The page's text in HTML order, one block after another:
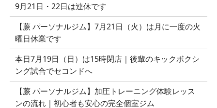
9月21日・22日は連休です
【蕨 パーソナルジム】7月21日（火）は月に一度の火
曜日休業です
本日7月19日（日）は15時閉店｜後輩のキックボクシ
ング試合でセコンドへ
【蕨 パーソナルジム】加圧トレーニング体験レッス
ンの流れ｜初心者も安心の完全個室ジム